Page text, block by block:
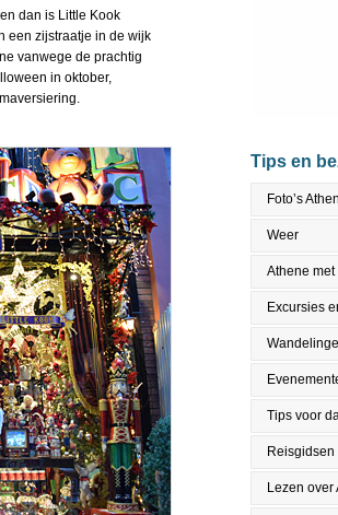
dan is Little Kook
een zijstraatje in de wijk
vanwege de prachtig
in oktober,
Tips en
Foto’s
Weer
Athene
Excursies
Tips voor
Reisgidsen
Lezen over